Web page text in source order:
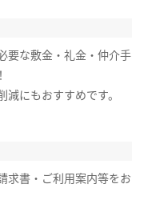
要な敷金・礼金・仲介手
にもおすすめです。
求書・ご利用案内等をお